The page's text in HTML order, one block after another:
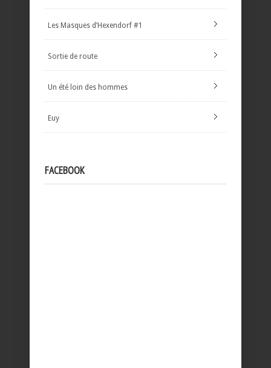
Les Masques d’Hexendorf #1
Sortie de route
Un été loin des hommes
Euy
FACEBOOK